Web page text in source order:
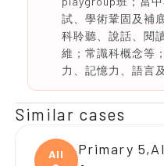
試、學術鞏固及補
科聆聽、說話、閱
維；常識科概念等
力、記憶力、語言
Similar cases
All
Primary